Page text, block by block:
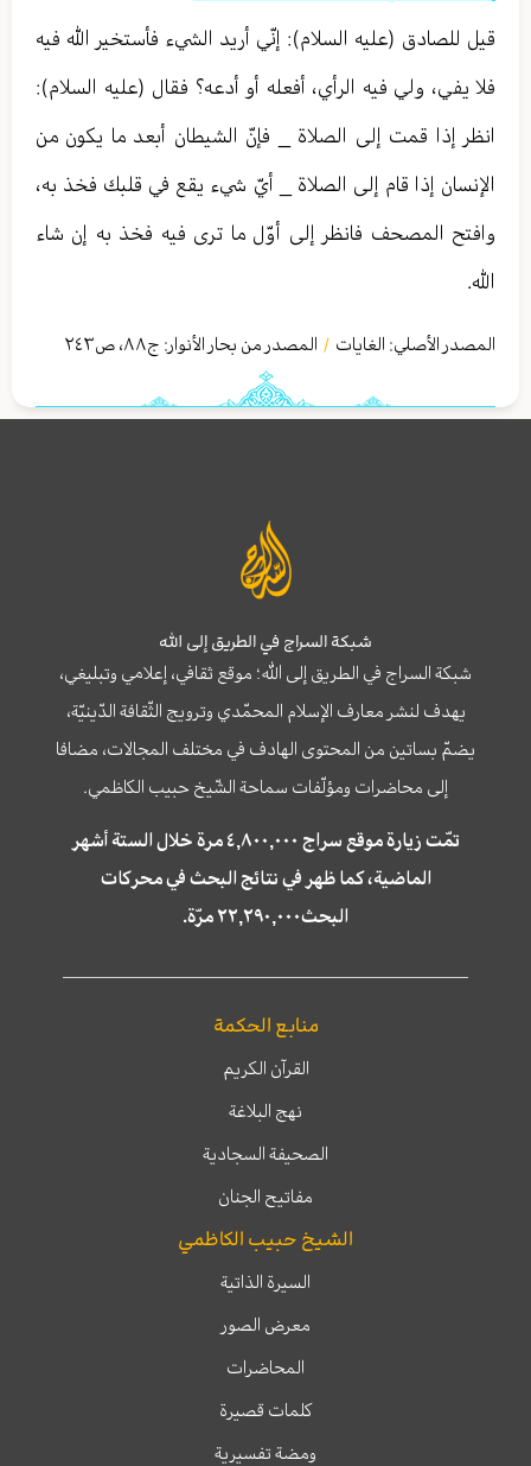
قيل للصادق (عليه السلام): إنّي أريد الشيء فأستخير الله فيه
فلا يفي، ولي فيه الرأي، أفعله أو أدعه؟ فقال (عليه السلام):
انظر إذا قمت إلى الصلاة _ فإنّ الشيطان أبعد ما يكون من
الإنسان إذا قام إلى الصلاة _ أيّ شيء يقع في قلبك فخذ به،
وافتح المصحف فانظر إلى أوّل ما ترى فيه فخذ به إن شاء
الله.
المصدر الأصلي: الغايات / المصدر من بحار الأنوار: ج٨٨، ص٢٤٣
شبكة السراج في الطريق إلى الله
شبكة السراج في الطريق إلى الله؛ موقع ثقافي، إعلامي وتبليغي،
يهدف لنشر معارف الإسلام المحمّدي وترويج الثّقافة الدّينيّة،
يضمّ بساتين من المحتوى الهادف في مختلف المجالات، مضافا
إلى محاضرات ومؤلّفات سماحة الشّيخ حبيب الكاظمي.
تمّت زيارة موقع سراج ٤,٨٠٠,٠٠٠ مرة خلال الستة أشهر
الماضية، كما ظهر في نتائج البحث في محركات
البحث٢٢,٢٩٠,٠٠٠ مرّة.
منابع الحكمة
القرآن الكريم
نهج البلاغة
الصحيفة السجادية
مفاتيح الجنان
الشيخ حبيب الكاظمي
السيرة الذاتية
معرض الصور
المحاضرات
كلمات قصيرة
ومضة تفسيرية